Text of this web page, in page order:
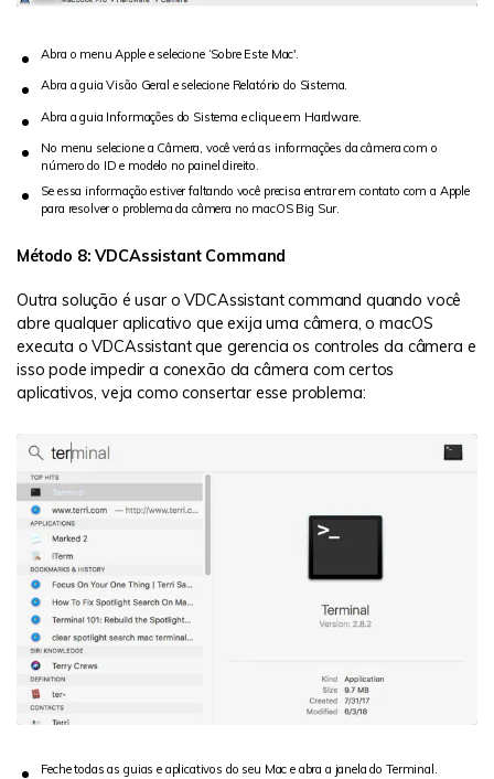
Abra o menu Apple e selecione ‘Sobre Este Mac'.
Abra a guia Visão Geral e selecione Relatório do Sistema.
Abra a guia Informações do Sistema e clique em Hardware.
No menu selecione a Câmera, você verá as informações da câmera com o
número do ID e modelo no painel direito.
Se essa informação estiver faltando você precisa entrar em contato com a Apple
para resolver o problema da câmera no macOS Big Sur.
Método 8: VDCAssistant Command
Outra solução é usar o VDCAssistant command quando você
abre qualquer aplicativo que exija uma câmera, o macOS
executa o VDCAssistant que gerencia os controles da câmera e
isso pode impedir a conexão da câmera com certos
aplicativos, veja como consertar esse problema:
Feche todas as guias e aplicativos do seu Mac e abra a janela do Terminal.